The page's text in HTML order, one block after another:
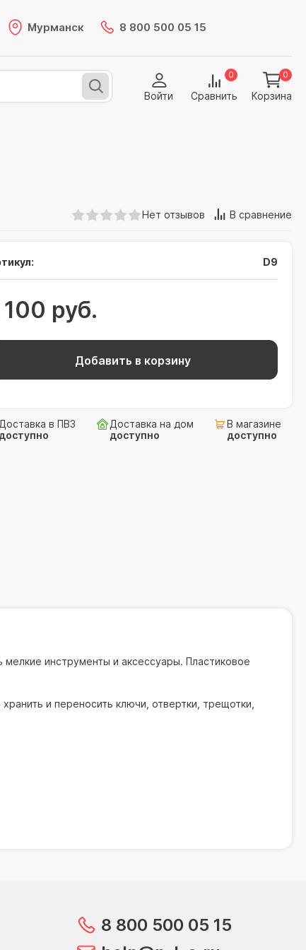
Мурманск 8 800 500 05 15
Войти Сравнить
0
Корзина
0
Нет отзывов В сравнение
D9
100 руб.
Добавить в корзину
Доставка в ПВЗ
доступно
Доставка на дом
доступно
В магазине
доступно
инструменты и аксессуары. Пластиковое
и переносить ключи, отвертки, трещотки,
8 800 500 05 15